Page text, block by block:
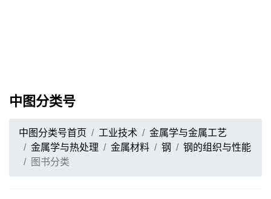
中图分类号
中图分类号首页 工业技术
金属学与金属工艺
金属学与热处理
金属材料 钢
钢的组织与性能
图书分类